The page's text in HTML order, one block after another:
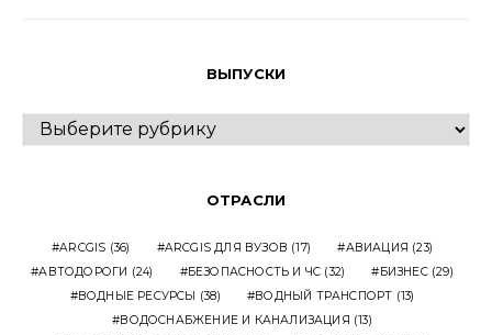
ВЫПУСКИ
ВЫПУСКИ
ОТРАСЛИ
ARCGIS (36) ARCGIS ДЛЯ ВУЗОВ (17) АВИАЦИЯ (23)
АВТОДОРОГИ (24) БЕЗОПАСНОСТЬ И ЧС (32) БИЗНЕС(29)
ВОДНЫЕ РЕСУРСЫ (38) ВОДНЫЙ ТРАНСПОРТ (13)
ВОДОСНАБЖЕНИЕ И КАНАЛИЗАЦИЯ (13)